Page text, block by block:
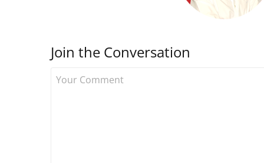
Join the Conversation